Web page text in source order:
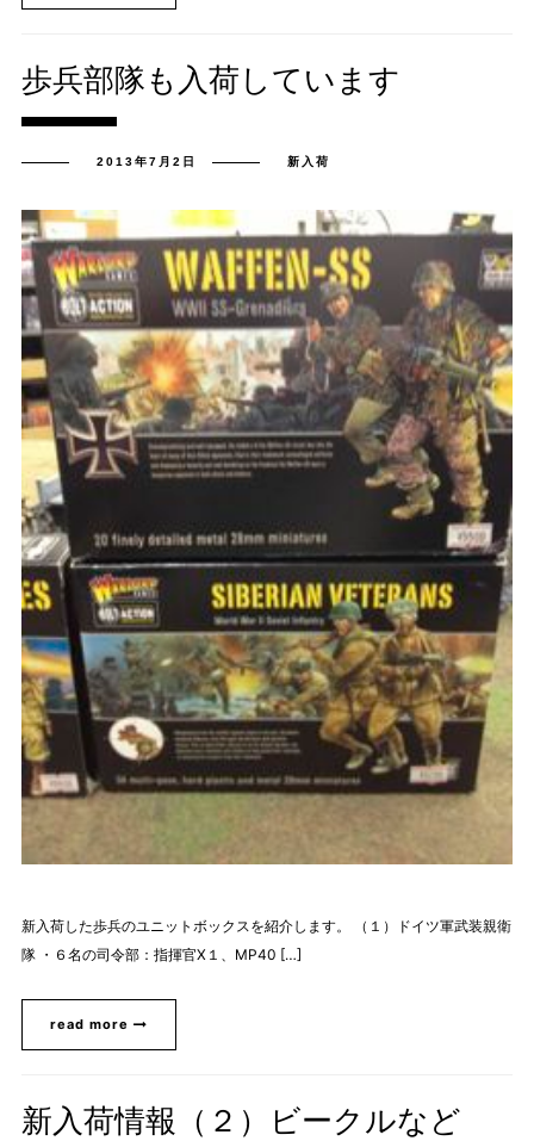
歩兵部隊も入荷しています
2013年7月2日 新入荷
新入荷した歩兵のユニットボックスを紹介します。 （１）ドイツ軍武装親衛
隊 ・６名の司令部：指揮官X１、MP40 […]
read more
新入荷情報（２）ビークルなど